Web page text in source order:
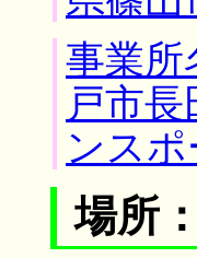
事業
戸市
ンス
場所